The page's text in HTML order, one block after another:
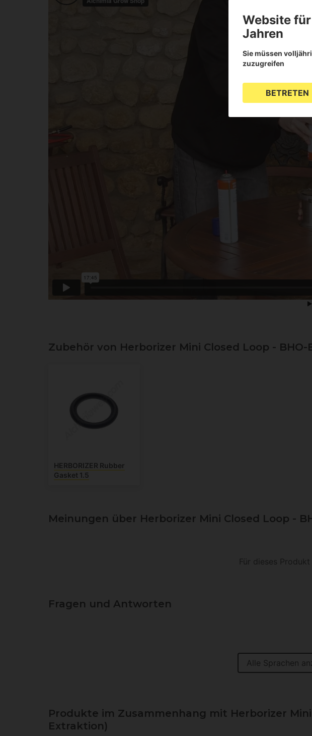
Zubehör von Herborizer Mini Closed Loop -
HERBORIZER Rubber
Gasket 1.5
Meinungen über Herborizer Mini Closed Loop -
Für dieses
Fragen und Antworten
Alle Sprachen
Produkte im Zusammenhang mit Herborizer
Extraktion)
Website
Jahren
Sie müssen
zuzugreifen
BETRETEN